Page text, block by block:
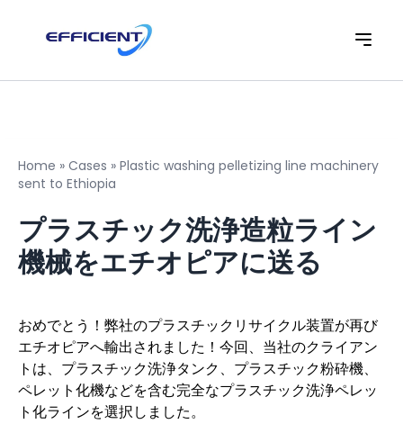
Home » Cases » Plastic washing pelletizing line machinery
sent to Ethiopia
プラスチック洗浄造粒ライン
機械をエチオピアに送る
おめでとう！弊社のプラスチックリサイクル装置が再び
エチオピアへ輸出されました！今回、当社のクライアン
トは、プラスチック洗浄タンク、プラスチック粉砕機、
ペレット化機などを含む完全なプラスチック洗浄ペレッ
ト化ラインを選択しました。